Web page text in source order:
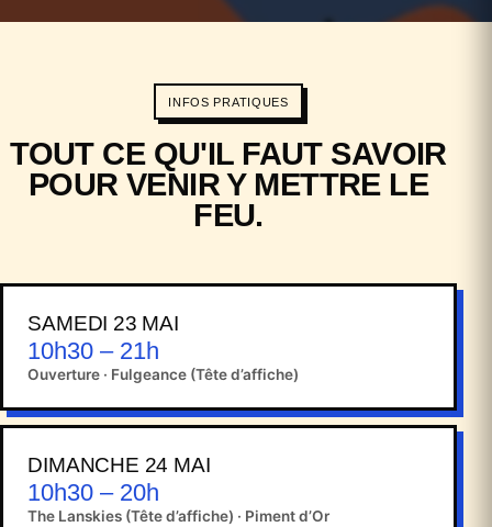
INFOS PRATIQUES
TOUT CE QU'IL FAUT SAVOIR
POUR VENIR Y METTRE LE
FEU.
SAMEDI 23 MAI
10h30 – 21h
Ouverture · Fulgeance (Tête d’affiche)
DIMANCHE 24 MAI
10h30 – 20h
The Lanskies (Tête d’affiche) · Piment d’Or